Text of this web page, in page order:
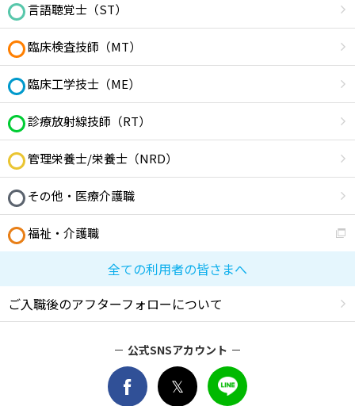
言語聴覚士（ST）
臨床検査技師（MT）
臨床工学技士（ME）
診療放射線技師（RT）
管理栄養士/栄養士（NRD）
その他・医療介護職
福祉・介護職
全ての利用者の皆さまへ
ご入職後のアフターフォローについて
公式SNSアカウント